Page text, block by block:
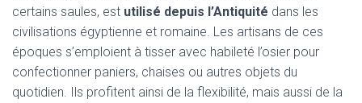
certains saules, est utilisé depuis l’Antiquité dans les
civilisations égyptienne et romaine. Les artisans de ces
époques s’emploient à tisser avec habileté l’osier pour
confectionner paniers, chaises ou autres objets du
quotidien. Ils profitent ainsi de la flexibilité, mais aussi de la